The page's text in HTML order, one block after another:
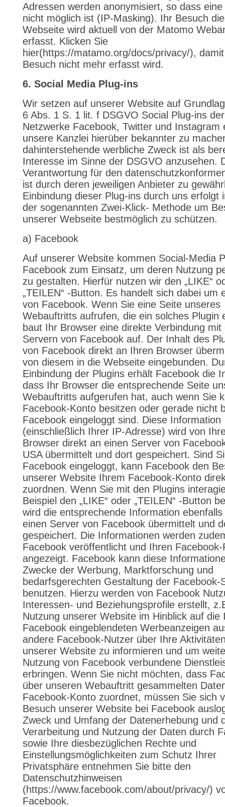
Adressen werden anonymisiert, so dass
nicht möglich ist (IP-Masking). Ihr Besuch
Webseite wird aktuell von der Matomo
erfasst. Klicken Sie
hier(https://matamo.org/docs/privacy/),
Besuch nicht mehr erfasst wird.
6. Social Media Plug-ins
Wir setzen auf unserer Website auf
6 Abs. 1 S. 1 lit. f DSGVO Social Plug-ins
Netzwerke Facebook, Twitter und Instagram
unsere Kanzlei hierüber bekannter zu
dahinterstehende werbliche Zweck ist als
Interesse im Sinne der DSGVO anzusehen.
Verantwortung für den
ist durch deren jeweiligen Anbieter zu
Einbindung dieser Plug-ins durch uns erfolgt
der sogenannten Zwei-Klick- Methode um
unserer Webseite bestmöglich zu schützen.
a) Facebook
Auf unserer Website kommen Social-Media
Facebook zum Einsatz, um deren Nutzung
zu gestalten. Hierfür nutzen wir den „LIKE“
„TEILEN“ -Button. Es handelt sich dabei um
von Facebook. Wenn Sie eine Seite unseres
Webauftritts aufrufen, die ein solches Plugin
baut Ihr Browser eine direkte Verbindung mit
Servern von Facebook auf. Der Inhalt des
von Facebook direkt an Ihren Browser
von diesem in die Webseite eingebunden.
Einbindung der Plugins erhält Facebook die
dass Ihr Browser die entsprechende Seite
Webauftritts aufgerufen hat, auch wenn Sie
Facebook-Konto besitzen oder gerade nicht
Facebook eingeloggt sind. Diese Information
(einschließlich Ihrer IP-Adresse) wird von
Browser direkt an einen Server von
USA übermittelt und dort gespeichert. Sind
Facebook eingeloggt, kann Facebook den
unserer Website Ihrem Facebook-Konto
zuordnen. Wenn Sie mit den Plugins
Beispiel den „LIKE“ oder „TEILEN“ -Button
wird die entsprechende Information
einen Server von Facebook übermittelt und
gespeichert. Die Informationen werden
Facebook veröffentlicht und Ihren
angezeigt. Facebook kann diese
Zwecke der Werbung, Marktforschung und
bedarfsgerechten Gestaltung der Facebook-
benutzen. Hierzu werden von Facebook
Interessen- und Beziehungsprofile erstellt,
Nutzung unserer Website im Hinblick auf die
Facebook eingeblendeten Werbeanzeigen
andere Facebook-Nutzer über Ihre
unserer Website zu informieren und um
Nutzung von Facebook verbundene
erbringen. Wenn Sie nicht möchten, dass
über unseren Webauftritt gesammelten
Facebook-Konto zuordnet, müssen Sie sich
Besuch unserer Website bei Facebook
Zweck und Umfang der Datenerhebung und
Verarbeitung und Nutzung der Daten durch
sowie Ihre diesbezüglichen Rechte und
Einstellungsmöglichkeiten zum Schutz Ihrer
Privatsphäre entnehmen Sie bitte den
Datenschutzhinweisen
(https://www.facebook.com/about/privacy/)
Facebook.